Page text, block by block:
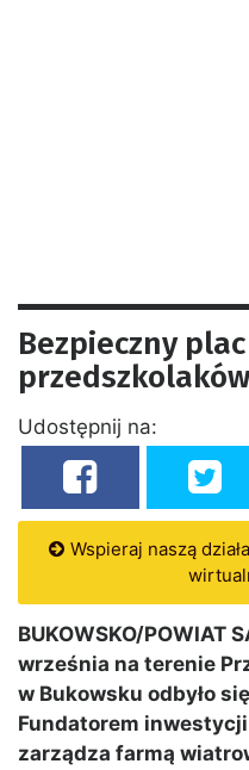
Bezpieczny
Udostępnij na:
Wspieraj naszą
BUKOWSKO/POWIAT
września na terenie
w Bukowsku odbyło
Fundatorem
zarządza farmą